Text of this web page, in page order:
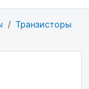
Транзисторы